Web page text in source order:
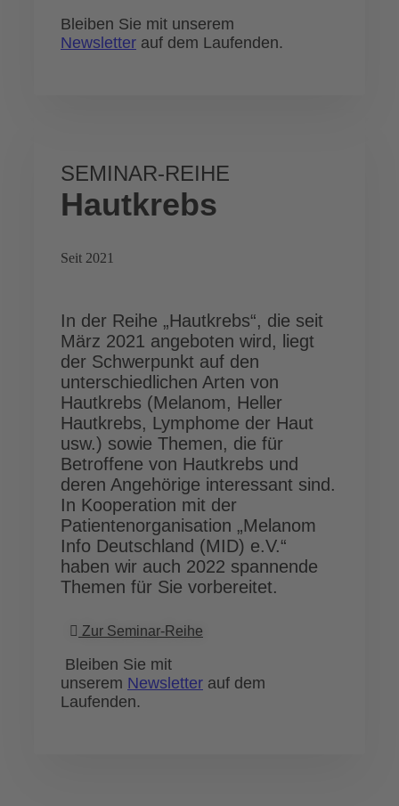
Bleiben Sie mit unserem
Newsletter auf dem Laufenden.
SEMINAR-REIHE
Hautkrebs
Seit 2021
In der Reihe „Hautkrebs“, die seit
März 2021 angeboten wird, liegt
der Schwerpunkt auf den
unterschiedlichen Arten von
Hautkrebs (Melanom, Heller
Hautkrebs, Lymphome der Haut
usw.) sowie Themen, die für
Betroffene von Hautkrebs und
deren Angehörige interessant sind.
In Kooperation mit der
Patientenorganisation „Melanom
Info Deutschland (MID) e.V.“
haben wir auch 2022 spannende
Themen für Sie vorbereitet.
Zur Seminar-Reihe
Bleiben Sie mit
unserem Newsletter auf dem
Laufenden.